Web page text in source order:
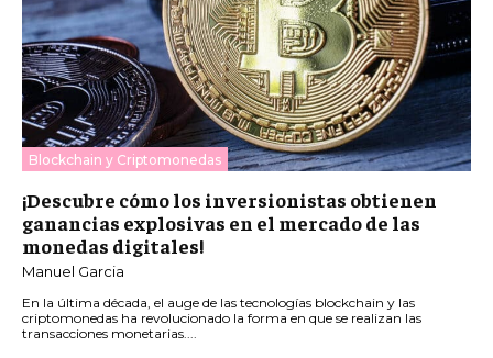
Blockchain y Criptomonedas
¡Descubre cómo los inversionistas obtienen
ganancias explosivas en el mercado de las
monedas digitales!
Manuel Garcia
En la última década, el auge de las tecnologías blockchain y las
criptomonedas ha revolucionado la forma en que se realizan las
transacciones monetarias....